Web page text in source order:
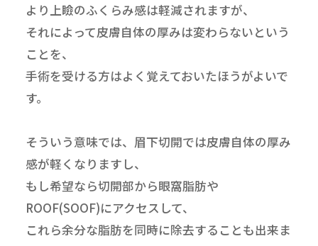
より上瞼のふくらみ感は軽減されますが、
それによって皮膚自体の厚みは変わらないという
ことを、
手術を受ける方はよく覚えておいたほうがよいで
す。
そういう意味では、眉下切開では皮膚自体の厚み
感が軽くなりますし、
もし希望なら切開部から眼窩脂肪や
ROOF(SOOF)にアクセスして、
これら余分な脂肪を同時に除去することも出来ま